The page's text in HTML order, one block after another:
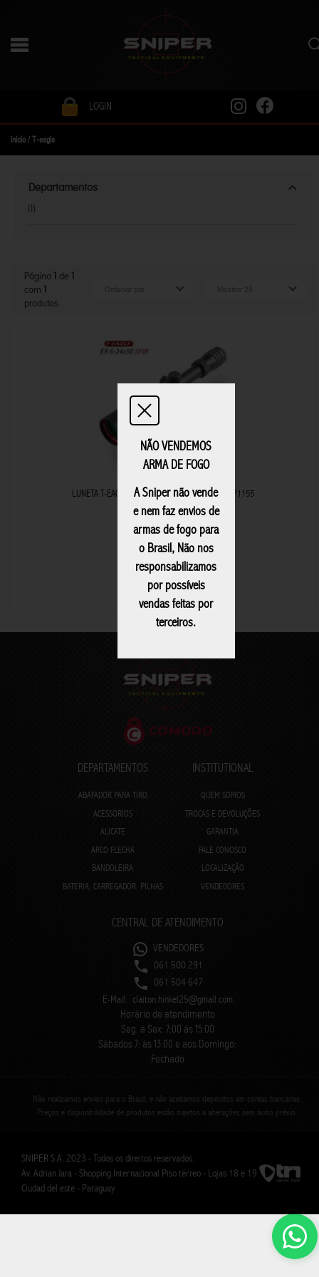
NÃO VENDEMOS
ARMA DE FOGO
A Sniper não vende
e nem faz envios de
armas de fogo para
o Brasil, Não nos
responsabilizamos
por possíveis
vendas feitas por
terceiros.
LOGIN
inicio /T-eagle
Departamentos
(1)
Página 1 de 1
com 1
produtos
LUNETA T-EAGLE REVENGE ER 6X24X50 SFIR SNP1155
U$160,00
+ T-EAGLE
DEPARTAMENTOS
ABAFADOR PARA TIRO
ACESSÓRIOS
ALICATE
ARCO FLECHA
BANDOLEIRA
BATERIA, CARREGADOR, PILHAS
INSTITUTIONAL
QUEM SOMOS
TROCAS E DEVOLUÇÕES
GARANTIA
FALE CONOSCO
LOCALIZAÇÃO
VENDEDORES
CENTRAL DE ATENDIMENTO
VENDEDORES
061 500 291
061 504 647
E-Mail: claiton.hinkel25@gmail.com
Horário de atendimento
Seg. a Sex: 7:00 às 15:00
Sábados 7: às 13:00 e aos Domingo:
Fechado
Não realizamos envios para o Brasil, e não aceitamos depósitos em contas bancárias.
Preços e disponibilidade de produtos estão sujeitos a alterações sem aviso prévio.
SNIPER S.A. 2023 - Todos os direitos reservados.
Av. Adrian Jara - Shopping Internacional Piso térreo - Lojas 18 e 19
Ciudad del este - Paraguay